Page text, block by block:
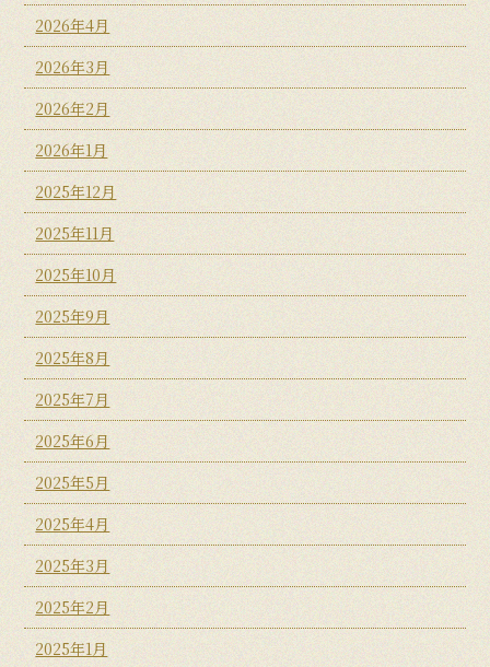
2026年4月
2026年3月
2026年2月
2026年1月
2025年12月
2025年11月
2025年10月
2025年9月
2025年8月
2025年7月
2025年6月
2025年5月
2025年4月
2025年3月
2025年2月
2025年1月